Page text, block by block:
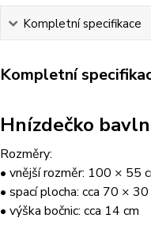
Kompletní specifikace
Kompletní
Hnízdečko
Rozměry:
• vnější rozměr: 100 × 55
• spací plocha: cca 70 × 30
• výška bočnic: cca 14 cm